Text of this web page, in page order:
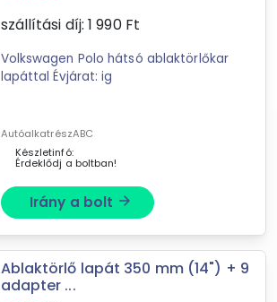
szállítási díj: 1 990Ft
Volkswagen Polo hátsó ablaktörlőkar
lapáttal Évjárat: ig
AutóalkatrészABC
Készletinfó:
Érdeklődj a boltban!
Irány a bolt arrow_forward
Ablaktörlő lapát 350 mm (14") + 9
adapter ...